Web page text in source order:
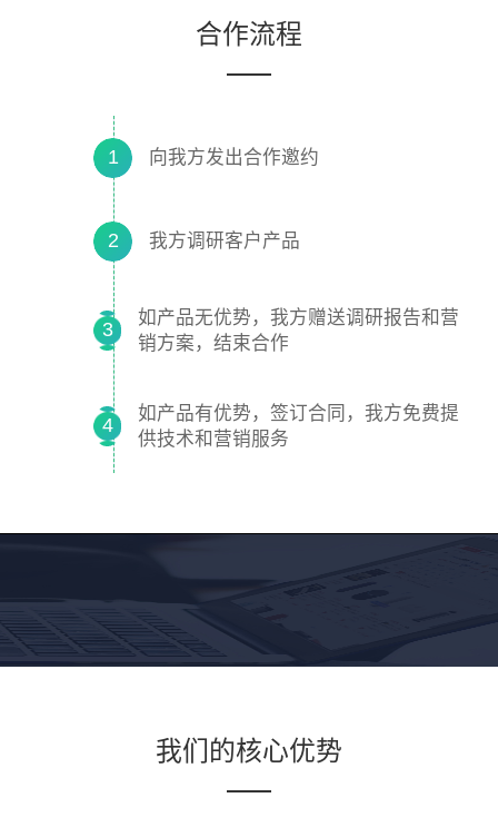
合作流程
1 向我方发出合作邀约
2 我方调研客户产品
3
如产品无优势，我方赠送调研报告和营
销方案，结束合作
4
如产品有优势，签订合同，我方免费提
供技术和营销服务
我们的核心优势